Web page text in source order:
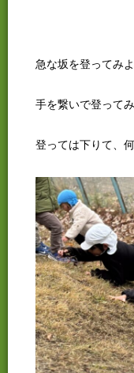
急な坂を登ってみよ
手を繋いで登って
登っては下りて、